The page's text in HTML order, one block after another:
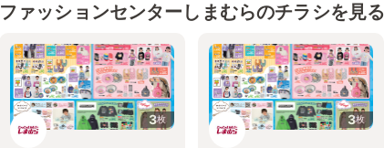
ファッションセンターしまむらのチラシを見る
3枚 3枚